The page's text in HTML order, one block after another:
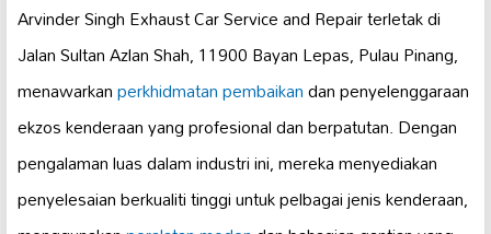
Arvinder Singh Exhaust Car Service and Repair terletak di
Jalan Sultan Azlan Shah, 11900 Bayan Lepas, Pulau Pinang,
menawarkanperkhidmatan pembaikandan penyelenggaraan
ekzos kenderaan yang profesional dan berpatutan. Dengan
pengalaman luas dalam industri ini, mereka menyediakan
penyelesaian berkualiti tinggi untuk pelbagai jenis kenderaan,